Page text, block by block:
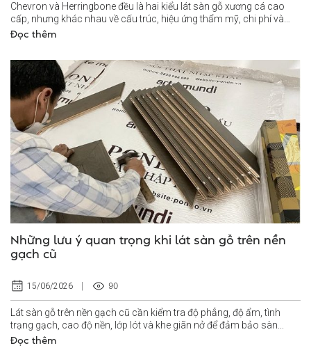
Chevron và Herringbone đều là hai kiểu lát sàn gỗ xương cá cao
cấp, nhưng khác nhau về cấu trúc, hiệu ứng thẩm mỹ, chi phí và
yêu cầu thi...
Đọc thêm
Những lưu ý quan trọng khi lát sàn gỗ trên nền
gạch cũ
15/06/2026 90
Lát sàn gỗ trên nền gạch cũ cần kiểm tra độ phẳng, độ ẩm, tình
trạng gạch, cao độ nền, lớp lót và khe giãn nở để đảm bảo sàn...
Đọc thêm